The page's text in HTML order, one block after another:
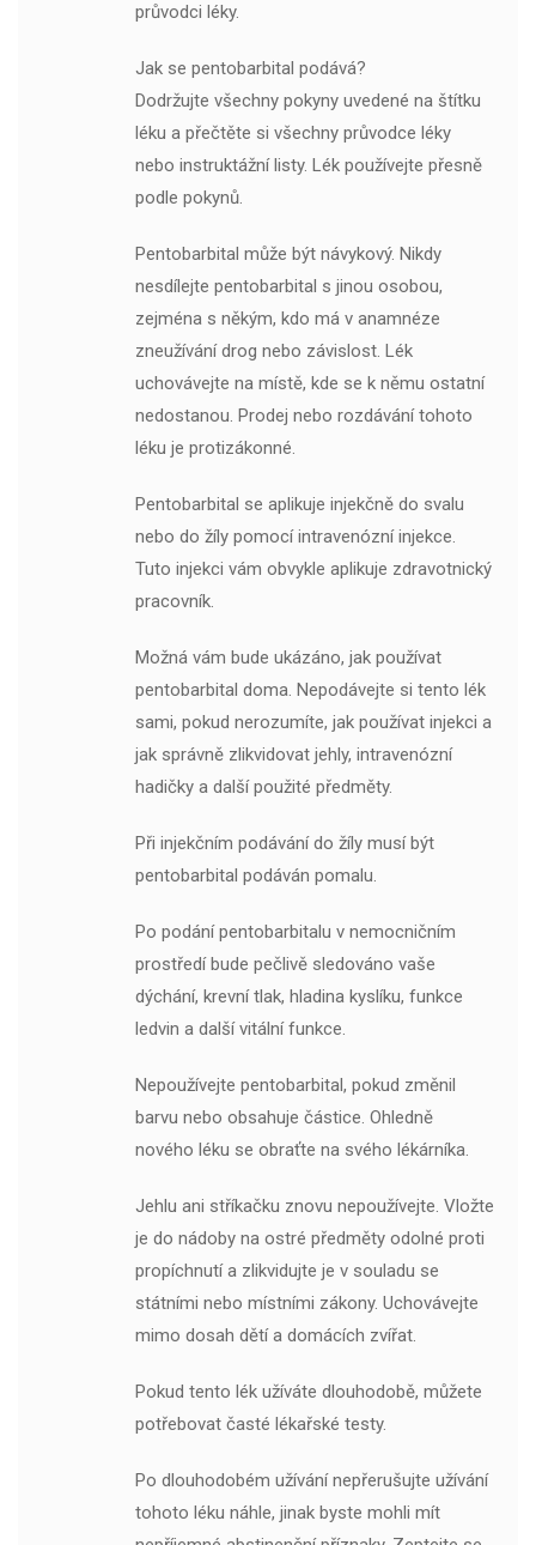
průvodci léky.
Jak se pentobarbital podává?
Dodržujte všechny pokyny uvedené na štítku
léku a přečtěte si všechny průvodce léky
nebo instruktážní listy. Lék používejte přesně
podle pokynů.
Pentobarbital může být návykový. Nikdy
nesdílejte pentobarbital s jinou osobou,
zejména s někým, kdo má v anamnéze
zneužívání drog nebo závislost. Lék
uchovávejte na místě, kde se k němu ostatní
nedostanou. Prodej nebo rozdávání tohoto
léku je protizákonné.
Pentobarbital se aplikuje injekčně do svalu
nebo do žíly pomocí intravenózní injekce.
Tuto injekci vám obvykle aplikuje zdravotnický
pracovník.
Možná vám bude ukázáno, jak používat
pentobarbital doma. Nepodávejte si tento lék
sami, pokud nerozumíte, jak používat injekci a
jak správně zlikvidovat jehly, intravenózní
hadičky a další použité předměty.
Při injekčním podávání do žíly musí být
pentobarbital podáván pomalu.
Po podání pentobarbitalu v nemocničním
prostředí bude pečlivě sledováno vaše
dýchání, krevní tlak, hladina kyslíku, funkce
ledvin a další vitální funkce.
Nepoužívejte pentobarbital, pokud změnil
barvu nebo obsahuje částice. Ohledně
nového léku se obraťte na svého lékárníka.
Jehlu ani stříkačku znovu nepoužívejte. Vložte
je do nádoby na ostré předměty odolné proti
propíchnutí a zlikvidujte je v souladu se
státními nebo místními zákony. Uchovávejte
mimo dosah dětí a domácích zvířat.
Pokud tento lék užíváte dlouhodobě, můžete
potřebovat časté lékařské testy.
Po dlouhodobém užívání nepřerušujte užívání
tohoto léku náhle, jinak byste mohli mít